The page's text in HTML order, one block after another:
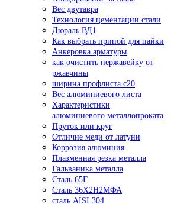
Вес двутавра
Технология цементации стали
Дюраль ВД1
Как выбрать припой для пайки
Анкеровка арматуры
как очистить нержавейку от
ржавчины
ширина профлиста с20
Вес алюминиевого листа
Характеристики
алюминиевого металлопроката
Пруток или круг
Отличие меди от латуни
Коррозия алюминия
Плазменная резка металла
Гальваника металла
Сталь 65Г
Сталь 36Х2Н2МФА
сталь AISI 304